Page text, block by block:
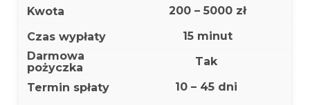
200 – 5000 zł
15 minut
Tak
10 – 45 dni